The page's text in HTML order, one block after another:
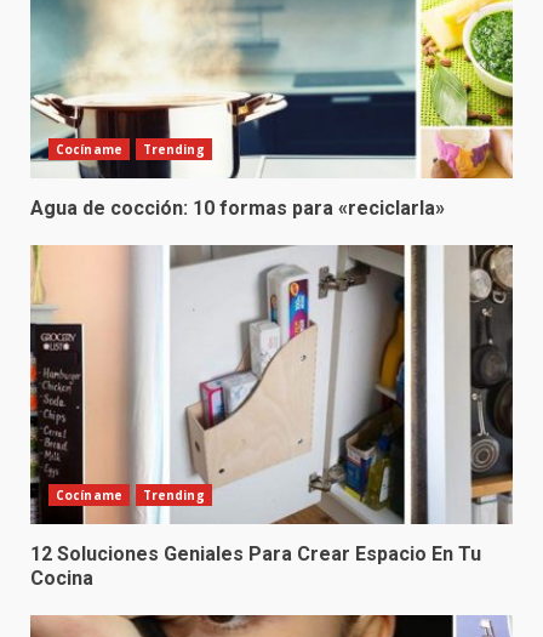
Cocíname Trending
Agua de cocción: 10 formas para «reciclarla»
Cocíname Trending
12 Soluciones Geniales Para Crear Espacio En Tu
Cocina